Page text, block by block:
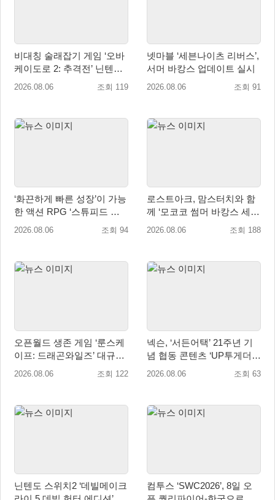
비대칭 술래잡기 게임 ‘오바
케이도로 2: 추격전’ 닌텐도
eShop 출시
2026.08.06 조회 119
넷마블 ‘세븐나이츠 리버스’,
서머 바캉스 업데이트 실시
2026.08.06 조회 91
‘화끈하게 빠른 성장’이 가능
한 액션 RPG ‘스튜피드 네
버 다이즈’ 패키지판 예약판
2026.08.06 조회 94
로스트아크, 맘스터치와 함
께 ‘모코코 썸머 바캉스 세
트’ 출시
2026.08.06 조회 188
오픈월드 생존 게임 ‘룬스케
이프: 드래곤와일즈’ 대규모
유저 편의성 개선 및 사이드
2026.08.06 조회 122
넥슨, ‘서든어택’ 21주년 기
념 협동 콘텐츠 ‘UP투게더’
업데이트
2026.08.06 조회 63
닌텐도 스위치2 ‘데빌메이크
컴투스 ‘SWC2026’, 8일 오